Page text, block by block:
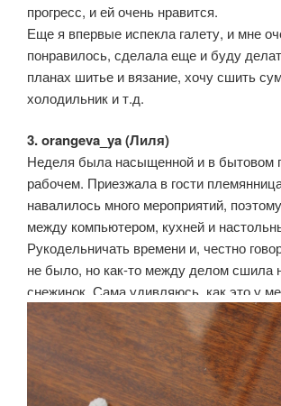
прогресс, и ей очень нравится.
Еще я впервые испекла галету, и мне
понравилось, сделала еще и буду
планах шитье и вязание, хочу сшить
холодильник и т.д.
3. orangeva_ya (Лиля)
Неделя была насыщенной и в бытовом
рабочем. Приезжала в гости
навалилось много мероприятий,
между компьютером, кухней и
Рукодельничать времени и, честно
не было, но как-то между делом сшила
снежинок. Сама удивляюсь, как это у